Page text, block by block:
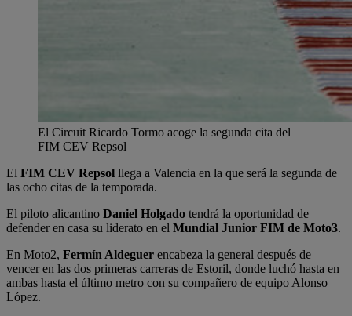
El Circuit Ricardo Tormo acoge la segunda cita del
FIM CEV Repsol
El FIM CEV Repsol llega a Valencia en la que será la segunda de
las ocho citas de la temporada.
El piloto alicantino Daniel Holgado tendrá la oportunidad de
defender en casa su liderato en el Mundial Junior FIM de Moto3.
En Moto2, Fermín Aldeguer encabeza la general después de
vencer en las dos primeras carreras de Estoril, donde luchó hasta en
ambas hasta el último metro con su compañero de equipo Alonso
López.